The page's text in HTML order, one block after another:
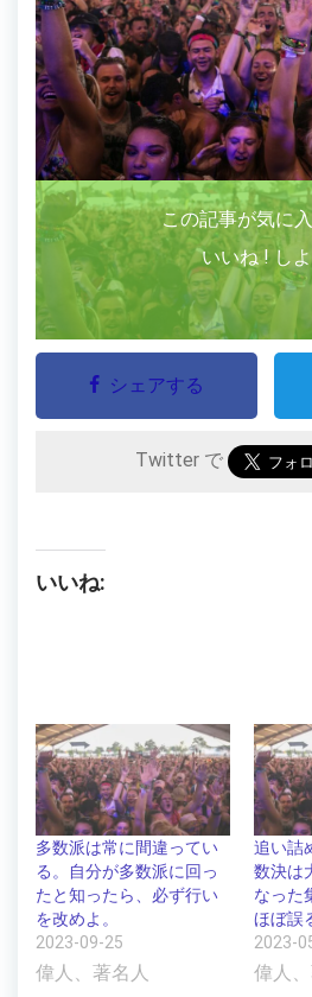
この記事が気に
いいね ! し
シェアする
Twitter で
いいね:
多数派は常に間違ってい
る。自分が多数派に回っ
たと知ったら、必ず行い
を改めよ。
2023-09-25
偉人、著名人
追い詰
数決は
なった
ほぼ誤
2023-
偉人